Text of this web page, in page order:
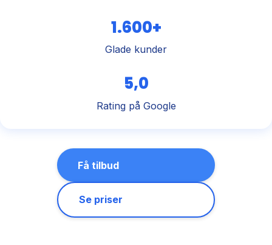
1.600+
Glade kunder
5,0
Rating på Google
Få tilbud
Se priser